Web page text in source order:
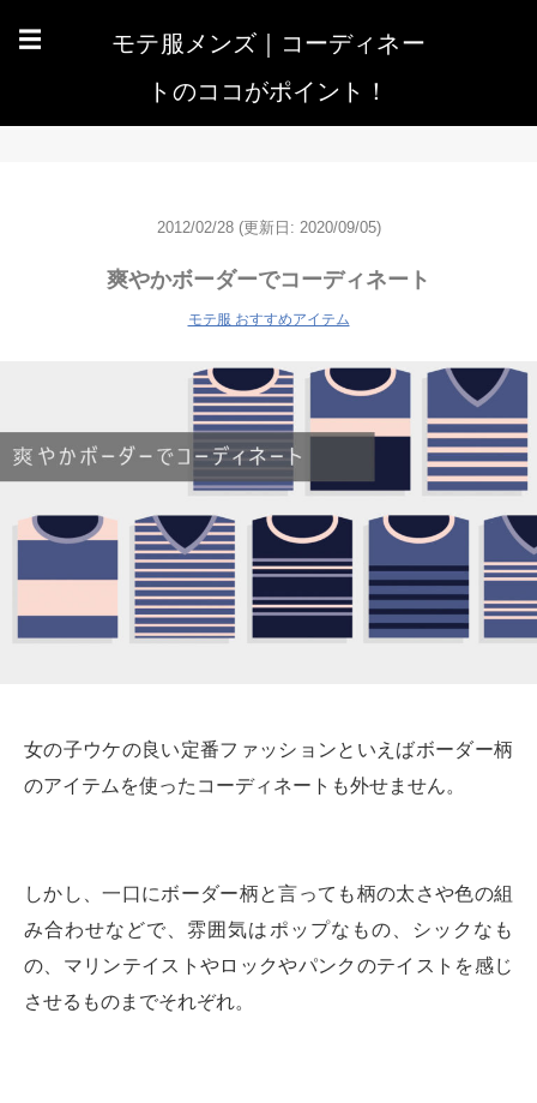
☰
モテ服メンズ｜コーディネー
トのココがポイント！
2012/02/28 (更新日: 2020/09/05)
爽やかボーダーでコーディネート
モテ服 おすすめアイテム
女の子ウケの良い定番ファッションといえばボーダー柄
のアイテムを使ったコーディネートも外せません。
しかし、一口にボーダー柄と言っても柄の太さや色の組
み合わせなどで、雰囲気はポップなもの、シックなも
の、マリンテイストやロックやパンクのテイストを感じ
させるものまでそれぞれ。